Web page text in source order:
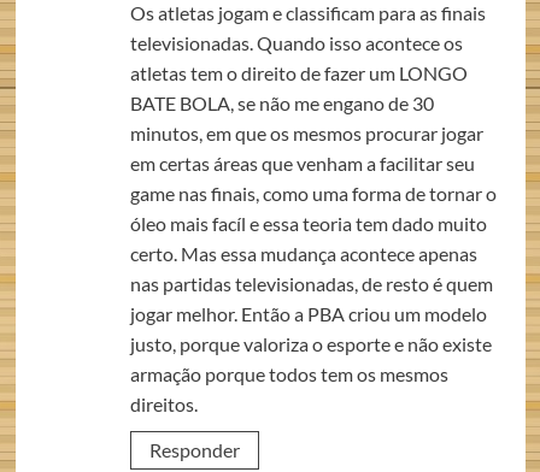
Os atletas jogam e classificam para as finais
televisionadas. Quando isso acontece os
atletas tem o direito de fazer um LONGO
BATE BOLA, se não me engano de 30
minutos, em que os mesmos procurar jogar
em certas áreas que venham a facilitar seu
game nas finais, como uma forma de tornar o
óleo mais facíl e essa teoria tem dado muito
certo. Mas essa mudança acontece apenas
nas partidas televisionadas, de resto é quem
jogar melhor. Então a PBA criou um modelo
justo, porque valoriza o esporte e não existe
armação porque todos tem os mesmos
direitos.
Responder